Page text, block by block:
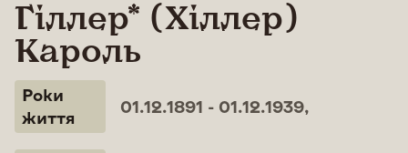
Гіллер* (Хіллер)
Кароль
Роки
життя
01.12.1891 - 01.12.1939,